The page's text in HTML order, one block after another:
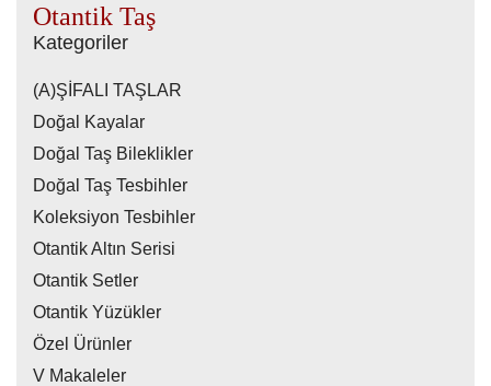
Otantik Taş
Kategoriler
(A)ŞİFALI TAŞLAR
Doğal Kayalar
Doğal Taş Bileklikler
Doğal Taş Tesbihler
Koleksiyon Tesbihler
Otantik Altın Serisi
Otantik Setler
Otantik Yüzükler
Özel Ürünler
V Makaleler